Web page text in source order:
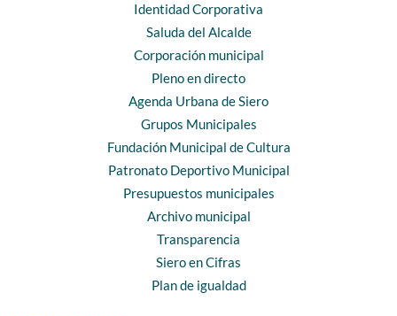
Identidad Corporativa
Saluda del Alcalde
Corporación municipal
Pleno en directo
Agenda Urbana de Siero
Grupos Municipales
Fundación Municipal de Cultura
Patronato Deportivo Municipal
Presupuestos municipales
Archivo municipal
Transparencia
Siero en Cifras
Plan de igualdad